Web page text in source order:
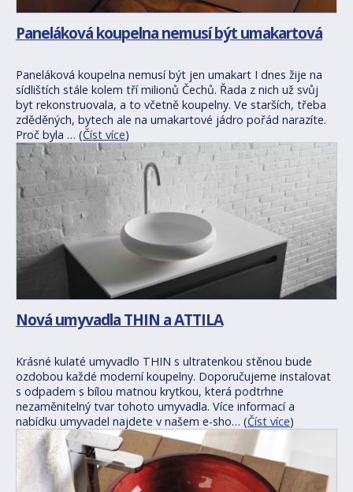
Paneláková koupelna nemusí být umakartová
Paneláková koupelna nemusí být jen umakart I dnes žije na
sídlištích stále kolem tří milionů Čechů. Řada z nich už svůj
byt rekonstruovala, a to včetně koupelny. Ve starších, třeba
zděděných, bytech ale na umakartové jádro pořád narazíte.
Proč byla … (Číst více)
Nová umyvadla THIN a ATTILA
Krásné kulaté umyvadlo THIN s ultratenkou stěnou bude
ozdobou každé moderní koupelny. Doporučujeme instalovat
s odpadem s bílou matnou krytkou, která podtrhne
nezaměnitelný tvar tohoto umyvadla. Více informací a
nabídku umyvadel najdete v našem e-sho… (Číst více)